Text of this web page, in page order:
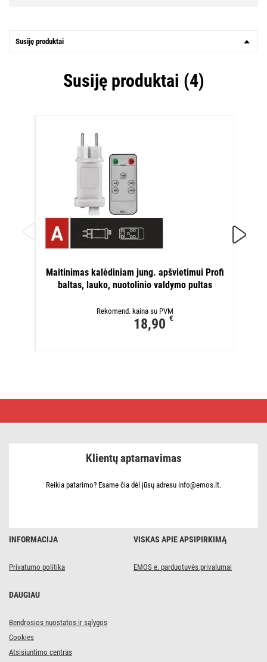
Susiję produktai
Susiję produktai (4)
Maitinimas kalėdiniam jung. apšvietimui Profi
baltas, lauko, nuotolinio valdymo pultas
Rekomend. kaina su PVM
18,90 €
jungiamoji
INFORMACIJA
Privatumo politika
VISKAS APIE APSIPIRKIMĄ
EMOS e. parduotuvės privalumai
DAUGIAU
Bendrosios nuostatos ir sąlygos
Cookies
Atsisiuntimo centras
Klientų aptarnavimas
Reikia patarimo? Esame čia dėl jūsų adresu info@emos.lt.